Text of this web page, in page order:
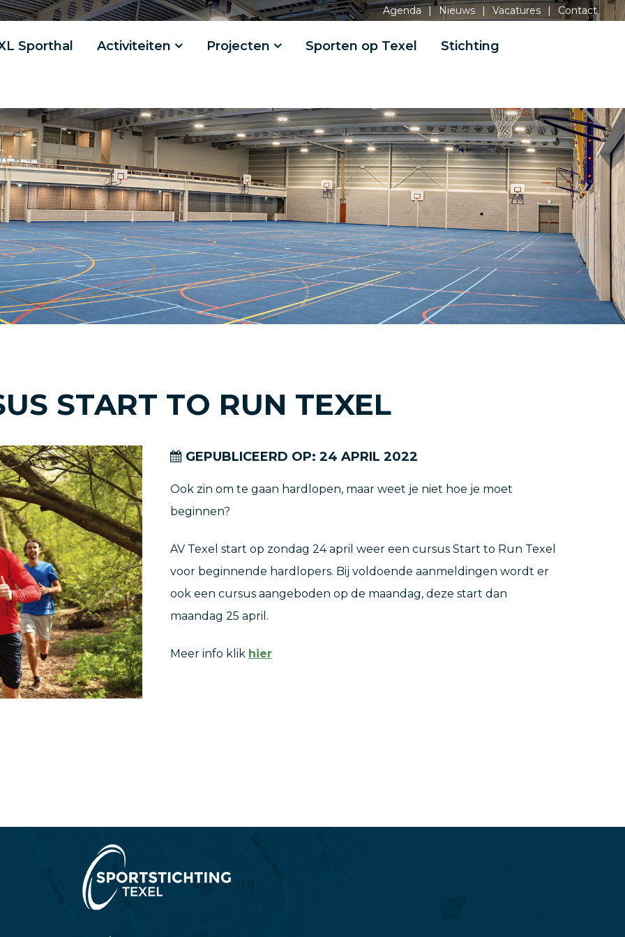
Agenda | Nieuws | Vacatures | Contact
Sporthal Activiteiten Projecten Sporten op Texel Stichting
START TO RUN TEXEL
GEPUBLICEERD OP: 24 APRIL 2022
Ook zin om te gaan hardlopen, maar weet je niet hoe je moet
beginnen?
AV Texel start op zondag 24 april weer een cursus Start to Run Texel
voor beginnende hardlopers. Bij voldoende aanmeldingen wordt er
ook een cursus aangeboden op de maandag, deze start dan
maandag 25 april.
Meer info klik hier